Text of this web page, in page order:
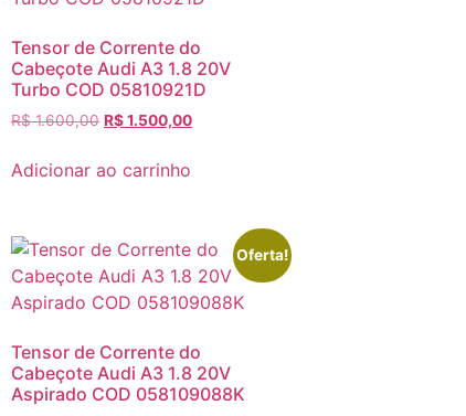
Tensor de Corrente do
Cabeçote Audi A3 1.8 20V
Turbo COD 05810921D
R$1.600,00 R$1.500,00
Adicionar ao carrinho
Oferta!
Tensor de Corrente do
Cabeçote Audi A3 1.8 20V
Aspirado COD 058109088K